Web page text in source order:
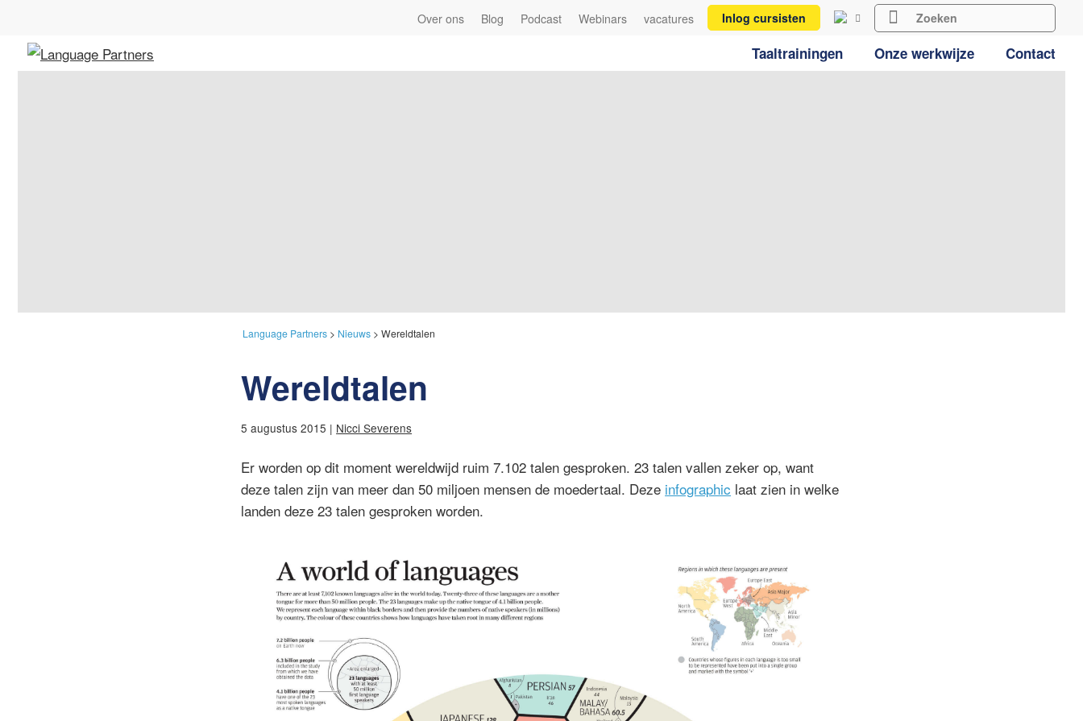
Over ons Blog Podcast Webinars vacatures Inlog cursisten
Taaltrainingen Onze werkwijze Contact
Language Partners > Nieuws >Wereldtalen
Wereldtalen
5 augustus 2015 | Nicci Severens
Er worden op dit moment wereldwijd ruim 7.102 talen gesproken. 23 talen vallen zeker op, want
deze talen zijn van meer dan 50 miljoen mensen de moedertaal. Deze infographic laat zien in welke
landen deze 23 talen gesproken worden.